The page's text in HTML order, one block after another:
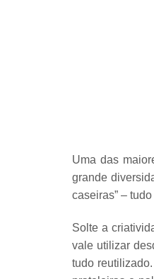
Uma das
grande
caseiras” –
Solte a
vale utilizar
tudo reutilizado